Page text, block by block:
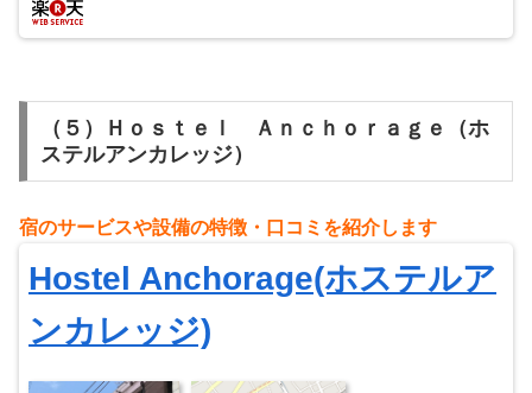
（５）Ｈｏｓｔｅｌ Ａｎｃｈｏｒａｇｅ（ホ
ステルアンカレッジ）
宿のサービスや設備の特徴・ ⼝ コミを紹介します
Hostel Anchorage(ホステルア
ンカレッジ)